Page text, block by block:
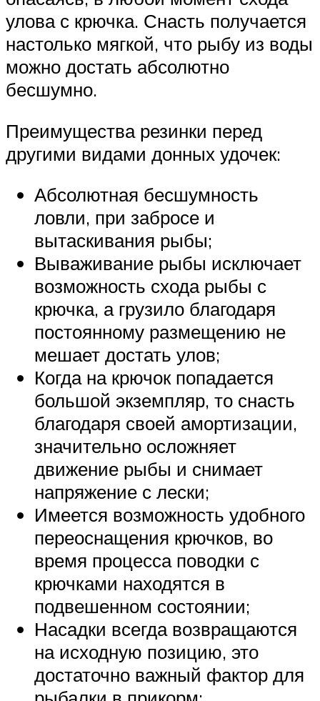
улова с крючка. Снасть получается
настолько мягкой, что рыбу из воды
можно достать абсолютно
бесшумно.
Преимущества резинки перед
другими видами донных удочек:
Абсолютная бесшумность
ловли, при забросе и
вытаскивания рыбы;
Вываживание рыбы исключает
возможность схода рыбы с
крючка, а грузило благодаря
постоянному размещению не
мешает достать улов;
Когда на крючок попадается
большой экземпляр, то снасть
благодаря своей амортизации,
значительно осложняет
движение рыбы и снимает
напряжение с лески;
Имеется возможность удобного
переоснащения крючков, во
время процесса поводки с
крючками находятся в
подвешенном состоянии;
Насадки всегда возвращаются
на исходную позицию, это
достаточно важный фактор для